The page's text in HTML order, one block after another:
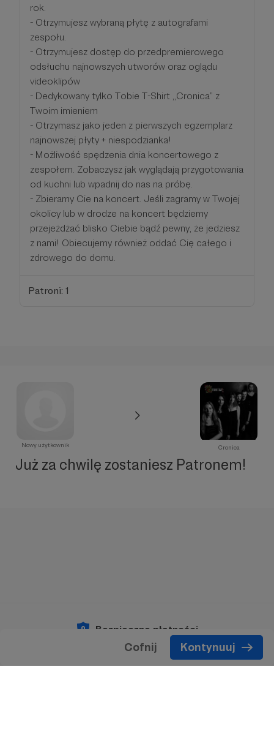
rok.
- Otrzymujesz wybraną płytę z autografami
zespołu.
- Otrzymujesz dostęp do przedpremierowego
odsłuchu najnowszych utworów oraz oglądu
videoklipów
- Dedykowany tylko Tobie T-Shirt ,,Cronica” z
Twoim imieniem
- Otrzymasz jako jeden z pierwszych egzemplarz
najnowszej płyty + niespodzianka!
- Możliwość spędzenia dnia koncertowego z
zespołem. Zobaczysz jak wyglądają przygotowania
od kuchni lub wpadnij do nas na próbę.
- Zbieramy Cie na koncert. Jeśli zagramy w Twojej
okolicy lub w drodze na koncert będziemy
przejeżdżać blisko Ciebie bądź pewny, że jedziesz
z nami! Obiecujemy również oddać Cię całego i
zdrowego do domu.
Patroni: 1
Cofnij Kontynuuj
Nowy użytkownik Cronica
Już za chwilę zostaniesz Patronem!
Bezpieczne płatności